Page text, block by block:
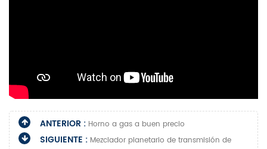
ANTERIOR : Horno a gas a buen precio
SIGUIENTE : Mezclador planetario de transmisión de